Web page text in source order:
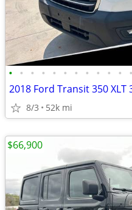
• • • • • • • • • • • •
8/3 52k mi
$66,900